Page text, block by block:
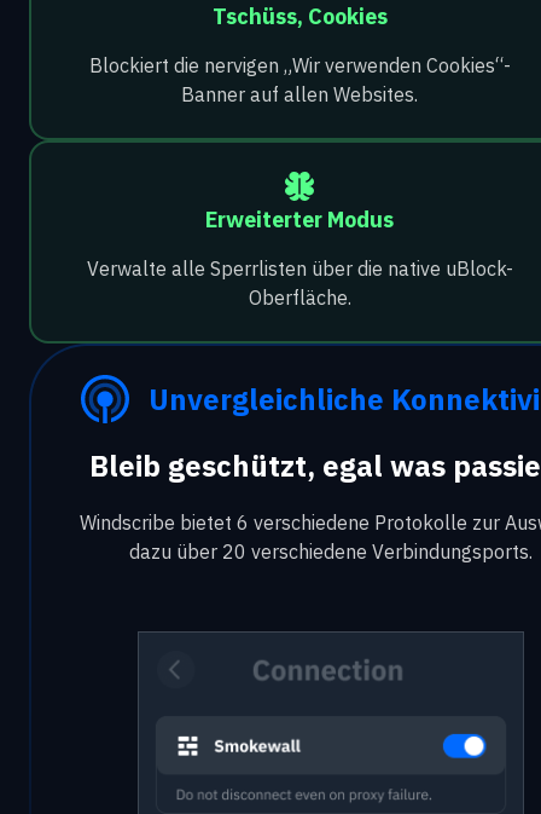
Tschüss, Cookies
Blockiert die nervigen „Wir verwenden Cookies“-
Banner auf allen Websites.
Erweiterter Modus
Verwalte alle Sperrlisten über die native uBlock-
Oberfläche.
Unvergleichliche
Bleib geschützt, egal was
Windscribe bietet 6 verschiedene Protokolle zur
dazu über 20 verschiedene Verbindungsports.